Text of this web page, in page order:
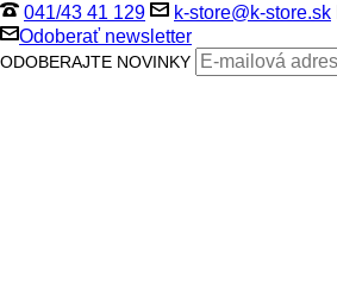
041/43 41 129 k-store@k-store.sk
Odoberať newsletter
ODOBERAJTE NOVINKY